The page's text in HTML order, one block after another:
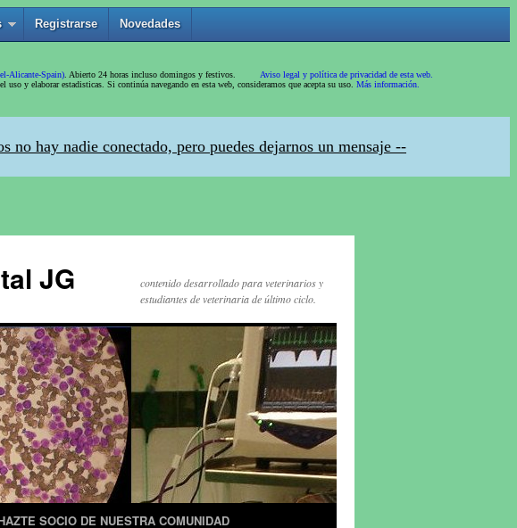
JG
contenido desarrollado para veterinarios y
estudiantes de veterinaria de último ciclo.
SOCIO DE NUESTRA COMUNIDAD